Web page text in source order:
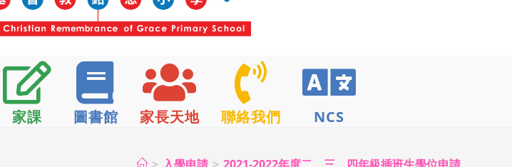
家課 圖書館 家長天地 聯絡我們 NCS
> 入學申請 > 2021-2022年度二、三、四年級插班生學位申請